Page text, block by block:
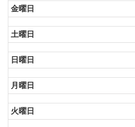
12th
2026
金曜日
土曜日
日曜日
月曜日
火曜日